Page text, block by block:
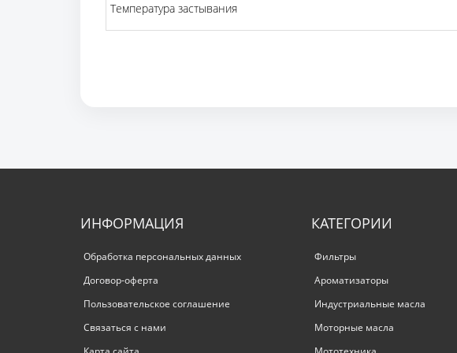
Температура застывания
ИНФОРМАЦИЯ
Обработка персональных данных
Договор-оферта
Пользовательское соглашение
Связаться с нами
КАТЕГОРИИ
Фильтры
Ароматизаторы
Индустриальные масла
Моторные масла